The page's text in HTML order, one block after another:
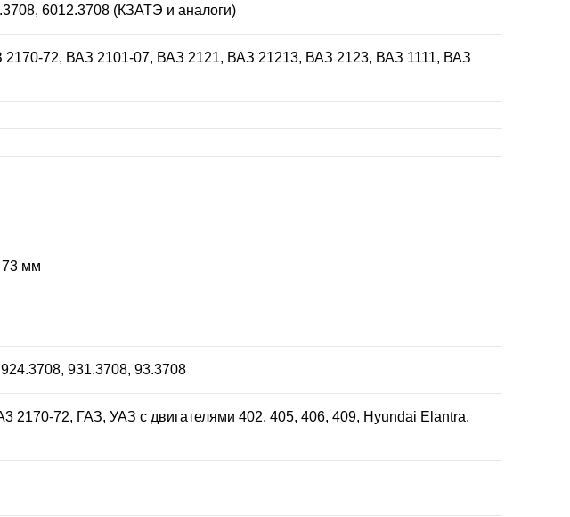
6012.3708 (КЗАТЭ и аналоги)
72, ВАЗ 2101-07, ВАЗ 2121, ВАЗ 21213, ВАЗ 2123, ВАЗ 1111, ВАЗ
73 мм
931.3708, 93.3708
2170-72, ГАЗ, УАЗ с двигателями 402, 405, 406, 409, Hyundai Elantra,